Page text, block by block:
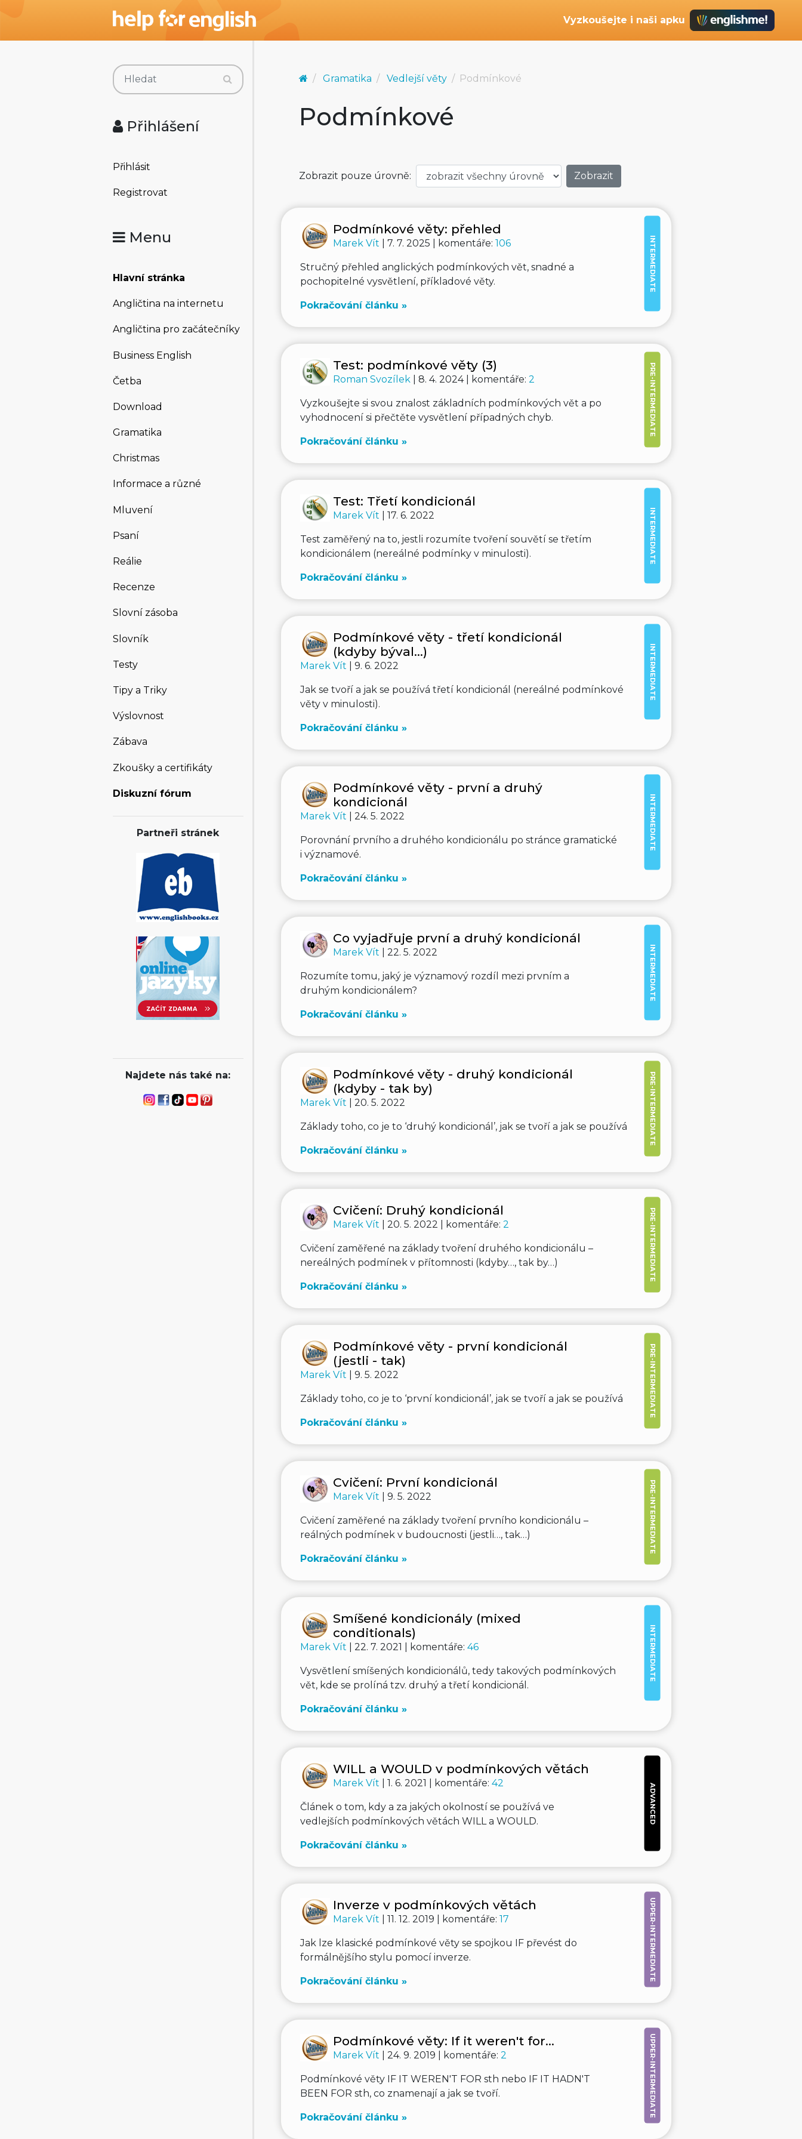
Vyzkoušejte i naši apku
Přihlášení
Přihlásit
Registrovat
Menu
Hlavní stránka
Angličtina na internetu
Angličtina pro začátečníky
Business English
Četba
Download
Gramatika
Christmas
Informace a různé
Mluvení
Psaní
Reálie
Recenze
Slovní zásoba
Slovník
Testy
Tipy a Triky
Výslovnost
Zábava
Zkoušky a certifikáty
Diskuzní fórum
Partneři stránek
Najdete nás také na:
Gramatika Vedlejší věty Podmínkové
Podmínkové
Zobrazit pouze úrovně:
INTERMEDIATE
Podmínkové věty: přehled
Marek Vít | 7. 7. 2025 | komentáře: 106
Stručný přehled anglických podmínkových vět, snadné a
pochopitelné vysvětlení, příkladové věty.
Pokračování článku »
PRE-INTERMEDIATE
Test: podmínkové věty (3)
Roman Svozílek | 8. 4. 2024 | komentáře: 2
Vyzkoušejte si svou znalost základních podmínkových vět a po
vyhodnocení si přečtěte vysvětlení případných chyb.
Pokračování článku »
INTERMEDIATE
Test: Třetí kondicionál
Marek Vít | 17. 6. 2022
Test zaměřený na to, jestli rozumíte tvoření souvětí se třetím
kondicionálem (nereálné podmínky v minulosti).
Pokračování článku »
INTERMEDIATE
Podmínkové věty - třetí kondicionál
(kdyby býval...)
Marek Vít | 9. 6. 2022
Jak se tvoří a jak se používá třetí kondicionál (nereálné podmínkové
věty v minulosti).
Pokračování článku »
INTERMEDIATE
Podmínkové věty - první a druhý
kondicionál
Marek Vít | 24. 5. 2022
Porovnání prvního a druhého kondicionálu po stránce gramatické
i významové.
Pokračování článku »
INTERMEDIATE
Co vyjadřuje první a druhý kondicionál
Marek Vít | 22. 5. 2022
Rozumíte tomu, jaký je významový rozdíl mezi prvním a
druhým kondicionálem?
Pokračování článku »
PRE-INTERMEDIATE
Podmínkové věty - druhý kondicionál
(kdyby - tak by)
Marek Vít | 20. 5. 2022
Základy toho, co je to ‘druhý kondicionál’, jak se tvoří a jak se používá
Pokračování článku »
PRE-INTERMEDIATE
Cvičení: Druhý kondicionál
Marek Vít | 20. 5. 2022 | komentáře: 2
Cvičení zaměřené na základy tvoření druhého kondicionálu –
nereálných podmínek v přítomnosti (kdyby…, tak by…)
Pokračování článku »
PRE-INTERMEDIATE
Podmínkové věty - první kondicionál
(jestli - tak)
Marek Vít | 9. 5. 2022
Základy toho, co je to ‘první kondicionál’, jak se tvoří a jak se používá
Pokračování článku »
PRE-INTERMEDIATE
Cvičení: První kondicionál
Marek Vít | 9. 5. 2022
Cvičení zaměřené na základy tvoření prvního kondicionálu –
reálných podmínek v budoucnosti (jestli…, tak…)
Pokračování článku »
INTERMEDIATE
Smíšené kondicionály (mixed
conditionals)
Marek Vít | 22. 7. 2021 | komentáře: 46
Vysvětlení smíšených kondicionálů, tedy takových podmínkových
vět, kde se prolíná tzv. druhý a třetí kondicionál.
Pokračování článku »
ADVANCED
WILL a WOULD v podmínkových větách
Marek Vít | 1. 6. 2021 | komentáře: 42
Článek o tom, kdy a za jakých okolností se používá ve
vedlejších podmínkových větách WILL a WOULD.
Pokračování článku »
UPPER-INTERMEDIATE
Inverze v podmínkových větách
Marek Vít | 11. 12. 2019 | komentáře: 17
Jak lze klasické podmínkové věty se spojkou IF převést do
formálnějšího stylu pomocí inverze.
Pokračování článku »
UPPER-INTERMEDIATE
Podmínkové věty: If it weren't for...
Marek Vít | 24. 9. 2019 | komentáře: 2
Podmínkové věty IF IT WEREN'T FOR sth nebo IF IT HADN'T
BEEN FOR sth, co znamenají a jak se tvoří.
Pokračování článku »